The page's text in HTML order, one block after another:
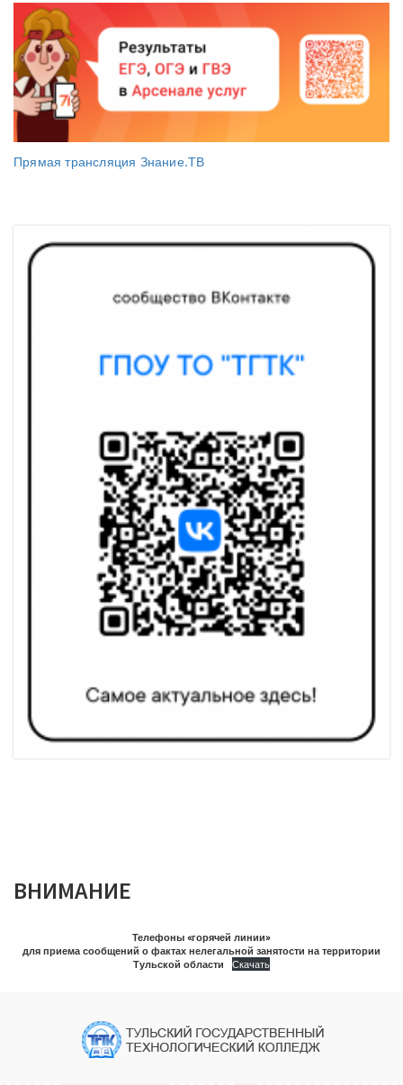
Прямая трансляция Знание.ТВ
ВНИМАНИЕ
Телефоны «горячей линии»
для приема сообщений о фактах нелегальной занятости на территории
Тульской области
Скачать